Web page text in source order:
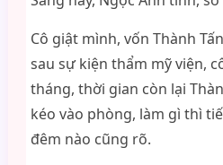
Cô giật mình, vốn Thành
sau sự kiện thẩm mỹ viện,
tháng, thời gian còn lại
kéo vào phòng, làm gì thì
đêm nào cũng rõ.